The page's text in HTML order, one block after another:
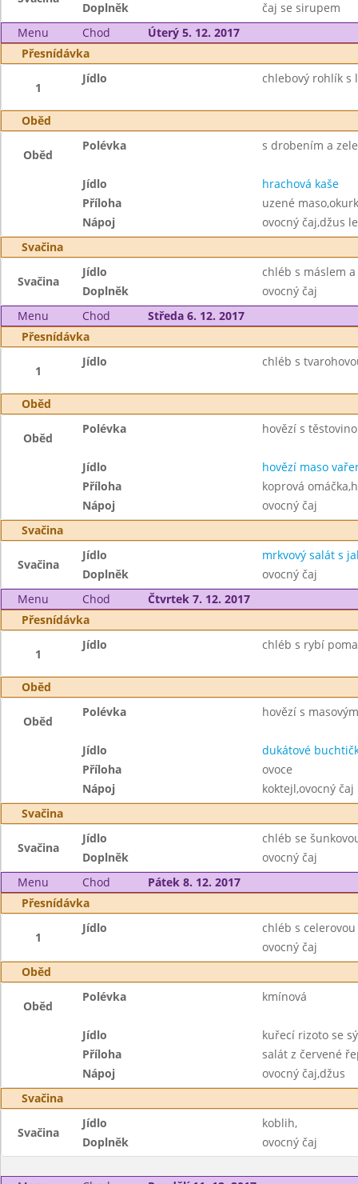
Doplněk
čaj se sirupem
Menu
Chod
Úterý 5. 12. 2017
Přesnídávka
1
Jídlo chlebový rohlík s
Oběd
Oběd
Polévka s drobením a
Jídlo
hrachová kaše
Příloha
uzené
Nápoj
ovocný čaj,džus
Svačina
Svačina
Jídlo
chléb s máslem
Doplněk
ovocný čaj
Menu
Chod
Středa 6. 12. 2017
Přesnídávka
1
Jídlo chléb s
Oběd
Oběd
Polévka hovězí s
Jídlo
hovězí maso
Příloha
koprová
Nápoj
ovocný čaj
Svačina
Svačina
Jídlo
mrkvový salát s
Doplněk
ovocný čaj
Menu
Chod
Čtvrtek 7. 12. 2017
Přesnídávka
1
Jídlo chléb s rybí
Oběd
Oběd
Polévka hovězí s
Jídlo
dukátové
Příloha
ovoce
Nápoj
koktejl,ovocný čaj
Svačina
Svačina
Jídlo
chléb se
Doplněk
ovocný čaj
Menu
Chod
Pátek 8. 12. 2017
Přesnídávka
1
Jídlo
chléb s
ovocný čaj
Oběd
Oběd
Polévka kmínová
Jídlo
kuřecí rizoto se
Příloha
salát z červené
Nápoj
ovocný čaj,džus
Svačina
Svačina
Jídlo
koblih,
Doplněk
ovocný čaj